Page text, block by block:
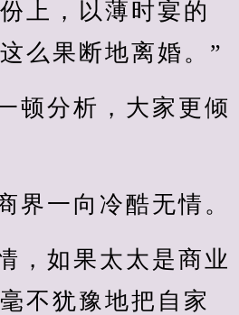
上，以薄时宴的
么果断地离婚。”
顿分析，大家更倾
界一向冷酷无情。
，如果太太是商业
不犹豫地把自家